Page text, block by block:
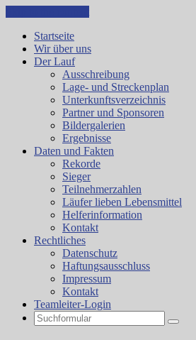
Startseite
Wir über uns
Der Lauf
Ausschreibung
Lage- und Streckenplan
Unterkunftsverzeichnis
Partner und Sponsoren
Bildergalerien
Ergebnisse
Daten und Fakten
Rekorde
Sieger
Teilnehmerzahlen
Läufer lieben Lebensmittel
Helferinformation
Kontakt
Rechtliches
Datenschutz
Haftungsausschluss
Impressum
Kontakt
Teamleiter-Login
Search